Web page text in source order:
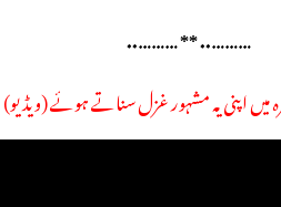
……….. ** ………..
میں اپنی یہ مشہور غزل سناتے ہوئے (ویڈیو)